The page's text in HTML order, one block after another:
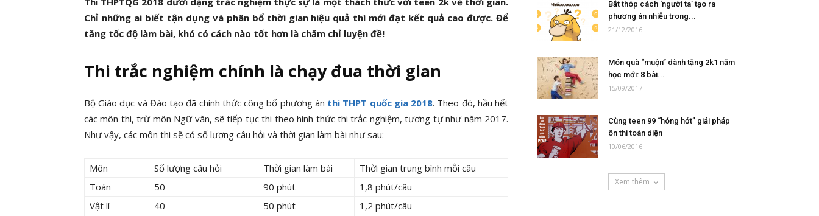
Chỉ những ai biết tận dụng và phân bổ thời gian hiệu quả thì mới đạt kết quả cao được. Để
tăng tốc độ làm bài, khó có cách nào tốt hơn là chăm chỉ luyện đề!
Thi trắc nghiệm chính là chạy đua thời gian
Bộ Giáo dục và Đào tạo đã chính thức công bố phương án thi THPT quốc gia 2018. Theo đó, hầu hết
các môn thi, trừ môn Ngữ văn, sẽ tiếp tục thi theo hình thức thi trắc nghiệm, tương tự như năm 2017.
Như vậy, các môn thi sẽ có số lượng câu hỏi và thời gian làm bài như sau:
Môn Số lượng câu hỏi Thời gian làm bài
Thời gian trung bình mỗi câu
Toán
50 90 phút
1,8 phút/câu
Vật lí
40 50 phút
1,2 phút/câu
Bắt thóp cách ‘người ta’ tạo ra
phương án nhiễu trong...
21/12/2016
Món quà “muộn” dành tặng 2k1 năm
học mới: 8 bài...
15/09/2017
Cùng teen 99 “hóng hớt” giải pháp
ôn thi toàn diện
10/06/2016
Xem thêm